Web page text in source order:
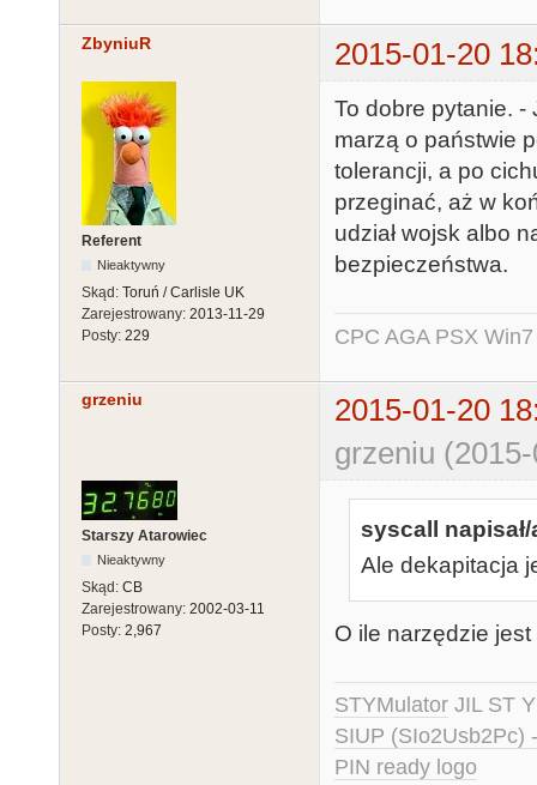
ZbyniuR 2015-01-20
Referent
Nieaktywny
Skąd: Toruń / Carlisle UK
Zarejestrowany: 2013-11-29
Posty: 229
To dobre pytanie.
marzą o państwie
tolerancji, a po
przeginać, aż w
udział wojsk albo
bezpieczeństwa.
CPC AGA PSX
grzeniu
2015-01-20
grzeniu
Starszy Atarowiec
Nieaktywny
Skąd: CB
Zarejestrowany: 2002-03-11
Posty: 2,967
syscall napisał/
Ale dekapitacja
O ile narzędzie
STYMulator JIL ST
SIUP (SIo2Usb2Pc)
PIN ready logo